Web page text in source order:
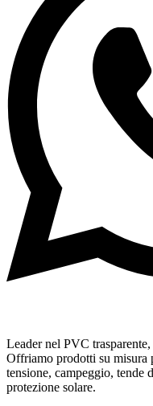
Leader nel PVC
Offriamo prodotti su misura
tensione, campeggio, tende
protezione solare.